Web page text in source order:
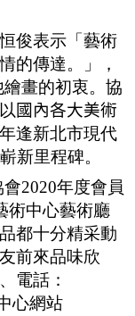
俊表示「藝術
的傳達。」，
畫的初衷。協
國內各大美術
逢新北市現代
新里程碑。
會2020年度會員
術中心藝術廳
都十分精采動
前來品味欣
電話：
心網站